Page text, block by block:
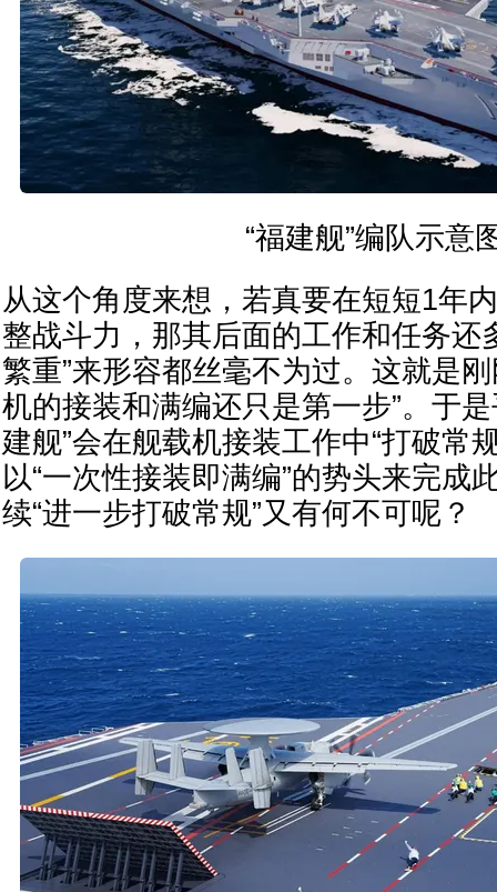
“福建舰”编队示意
从这个角度来想，若真要在短短1年
整战斗力，那其后面的工作和任务还
繁重”来形容都丝毫不为过。这就是
机的接装和满编还只是第一步”。于
建舰”会在舰载机接装工作中“打破常
以“一次性接装即满编”的势头来完成
续“进一步打破常规”又有何不可呢？